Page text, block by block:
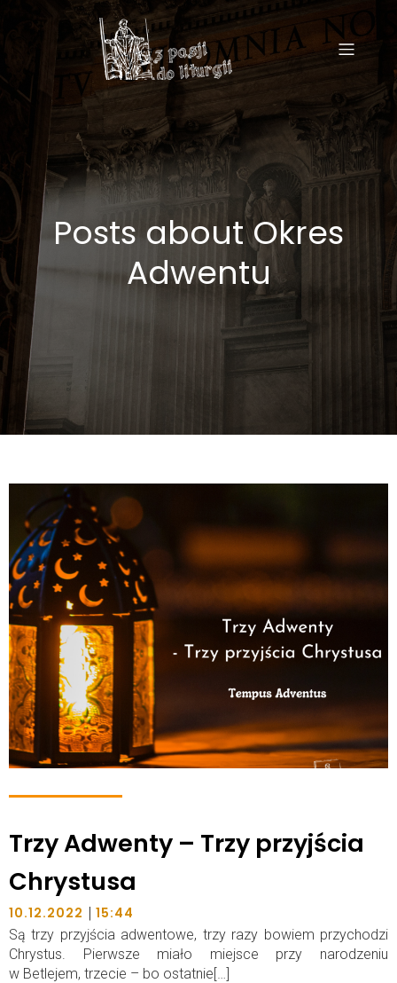
Posts about Okres
Adwentu
Trzy Adwenty – Trzy przyjścia
Chrystusa
10.12.2022 | 15:44
Są trzy przyjścia adwentowe, trzy razy bowiem przychodzi
Chrystus. Pierwsze miało miejsce przy narodzeniu
w Betlejem, trzecie – bo ostatnie[…]